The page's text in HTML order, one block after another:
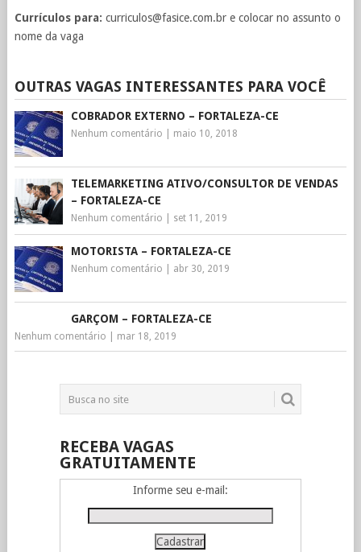
Currículos para: curriculos@fasice.com.bre colocar no assunto o
nome da vaga
OUTRAS VAGAS INTERESSANTES PARA VOCÊ
COBRADOR EXTERNO – FORTALEZA-CE
Nenhum comentário maio 10, 2018
TELEMARKETING ATIVO/CONSULTOR DE VENDAS
– FORTALEZA-CE
Nenhum comentário set 11, 2019
MOTORISTA – FORTALEZA-CE
Nenhum comentário abr 30, 2019
GARÇOM – FORTALEZA-CE
Nenhum comentário mar 18, 2019
RECEBA VAGAS
GRATUITAMENTE
Informe seu e-mail: